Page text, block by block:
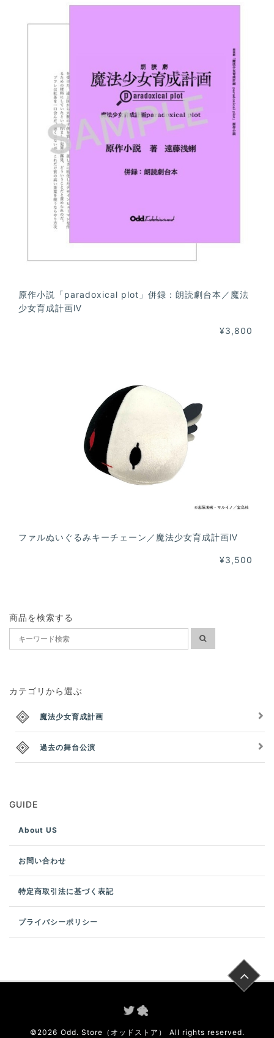
原作小説「paradoxical plot」併録：朗読劇台本／魔法
少女育成計画Ⅳ
¥3,800
ファルぬいぐるみキーチェーン／魔法少女育成計画Ⅳ
¥3,500
商品を検索する
カテゴリから選ぶ
魔法少女育成計画
過去の舞台公演
GUIDE
About US
お問い合わせ
特定商取引法に基づく表記
プライバシーポリシー
© 2026 Odd. Store（オッドストア） All rights reserved.